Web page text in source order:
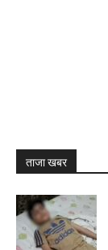
ताजा खबर